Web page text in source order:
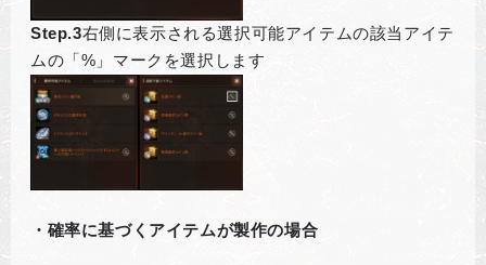
Step.3右側に表示される選択可能アイテムの該当アイテ
ムの「%」マークを選択します
・確率に基づくアイテムが製作の場合